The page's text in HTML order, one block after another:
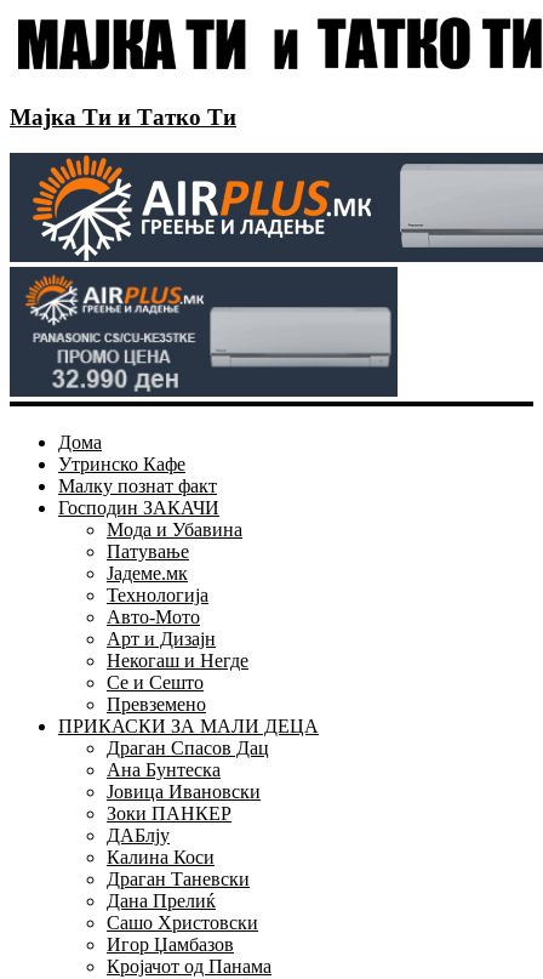
Мајка Ти и Татко Ти
Дома
Утринско Кафе
Малку познат факт
Господин ЗАКАЧИ
Мода и Убавина
Патување
Јадеме.мк
Технологија
Авто-Мото
Арт и Дизајн
Некогаш и Негде
Се и Сешто
Превземено
ПРИКАСКИ ЗА МАЛИ ДЕЦА
Драган Спасов Дац
Ана Бунтеска
Јовица Ивановски
Зоки ПАНКЕР
ДАБлју
Калина Коси
Драган Таневски
Дана Прелиќ
Сашо Христовски
Игор Џамбазов
Кројачот од Панама